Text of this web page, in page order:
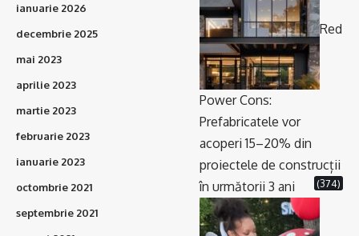
ianuarie 2026
decembrie 2025
mai 2023
aprilie 2023
martie 2023
februarie 2023
ianuarie 2023
octombrie 2021
septembrie 2021
Red
Power Cons:
Prefabricatele vor
acoperi 15–20% din
proiectele de construcții
în următorii 3 ani
(374)